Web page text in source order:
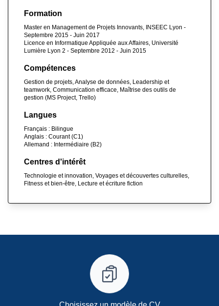
Formation
Master en Management de Projets Innovants, INSEEC Lyon -
Septembre 2015 - Juin 2017
Licence en Informatique Appliquée aux Affaires, Université
Lumière Lyon 2 - Septembre 2012 - Juin 2015
Compétences
Gestion de projets, Analyse de données, Leadership et
teamwork, Communication efficace, Maîtrise des outils de
gestion (MS Project, Trello)
Langues
Français : Bilingue
Anglais : Courant (C1)
Allemand : Intermédiaire (B2)
Centres d'intérêt
Technologie et innovation, Voyages et découvertes culturelles,
Fitness et bien-être, Lecture et écriture fiction